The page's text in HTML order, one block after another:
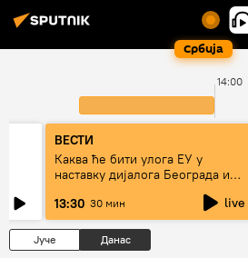
Србија
14:00
ВЕСТИ
Каква ће бити улога ЕУ у
наставку дијалога Београда и
13:30 30 мин live
Јуче Данас